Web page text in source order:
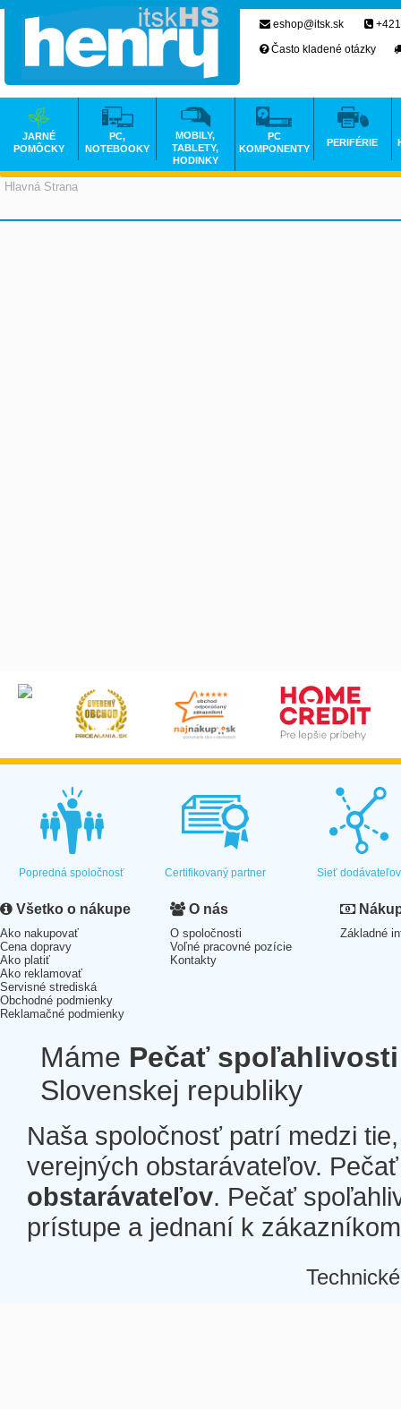
Hlavná Strana
eshop@itsk.sk
Často kladené otázky
JARNÉ
POMÔCKY
PC,
NOTEBOOKY
MOBILY,
TABLETY,
HODINKY
PC
KOMPONENTY
PERIFÉRIE
Popredná spoločnosť Certifikovaný partner Sieť dodávateľov
Všetko o nákupe
Ako nakupovať
Cena dopravy
Ako platiť
Ako reklamovať
Servisné strediská
Obchodné podmienky
Reklamačné podmienky
O nás
O spoločnosti
Voľné pracovné pozície
Kontakty
Základné
Máme Pečať spoľahlivosti
Slovenskej republiky
Naša spoločnosť patrí medzi
verejných obstarávateľov.
obstarávateľov. Pečať
prístupe a jednaní k